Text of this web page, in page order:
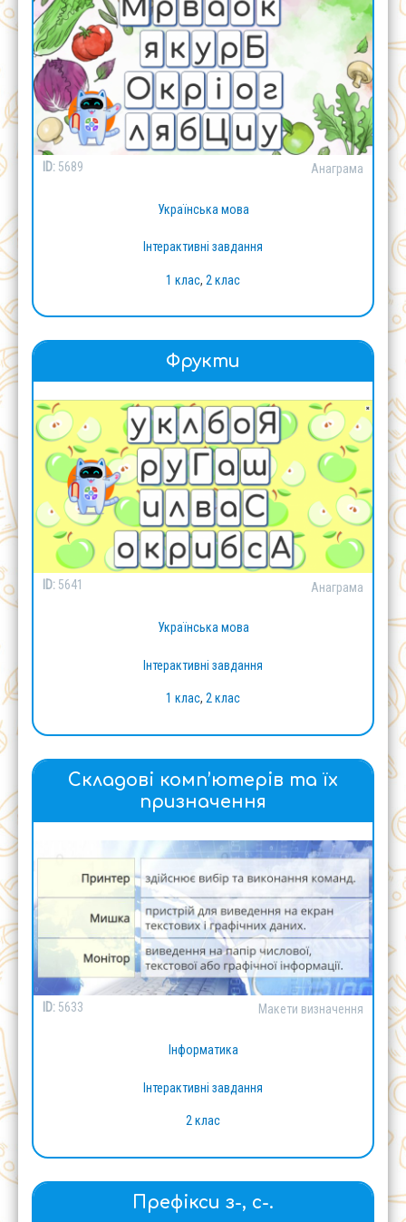
ID: 5689 Анаграма
Українська мова
Інтерактивні завдання
1 клас, 2 клас
Фрукти
ID: 5641 Анаграма
Українська мова
Інтерактивні завдання
1 клас, 2 клас
Складові комп’ютерів та їх
призначення
ID: 5633 Макети визначення
Інформатика
Інтерактивні завдання
2 клас
Префікси з-, с-.